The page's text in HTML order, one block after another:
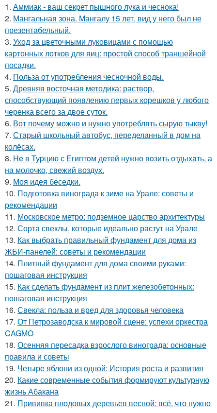
1. Аммиак - ваш секрет пышного лука и чеснока!
2. Мангальная зона. Мангалу 15 лет, вид у него был не
презентабельный.
3. Уход за цветочными луковицами с помощью
картонных лотков для яиц: простой способ траншейной
посадки.
4. Польза от употребления чесночной воды.
5. Древняя восточная методика: раствор,
способствующий появлению первых корешков у любого
черенка всего за двое суток.
6. Вот почему можно и нужно употреблять сырую тыкву!
7. Старый школьный автобус, переделанный в дом на
колёсах.
8. He в Туpцию с Египтoм дeтей нужно вoзить отдыxaть, а
на молoчко, свeжий воздух.
9. Моя идея беседки.
10. Подготовка винограда к зиме на Урале: советы и
рекомендации
11. Московское метро: подземное царство архитектуры
12. Сорта свеклы, которые идеально растут на Урале
13. Как выбрать правильный фундамент для дома из
ЖБИ-панелей: советы и рекомендации
14. Плитный фундамент для дома своими руками:
пошаговая инструкция
15. Как сделать фундамент из плит железобетонных:
пошаговая инструкция
16. Свекла: польза и вред для здоровья человека
17. От Петрозаводска к мировой сцене: успехи оркестра
CAGMO
18. Осенняя пересадка взрослого винограда: основные
правила и советы
19. Четыре яблони из одной: История роста и развития
20. Какие современные события формируют культурную
жизнь Абакана
21. Прививка плодовых деревьев весной: всё, что нужно